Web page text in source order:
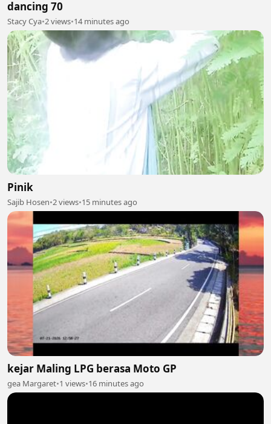
dancing 70
Stacy Cya•2 views•14 minutes ago
Pinik
Sajib Hosen•2 views•15 minutes ago
kejar Maling LPG berasa Moto GP
gea Margaret•1 views•16 minutes ago